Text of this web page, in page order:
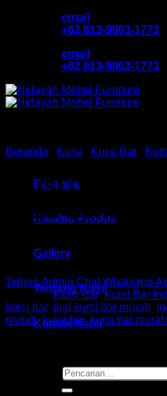
email
+62 813-9903-1773
email
+62 813-9903-1773
Beranda
Katalog Produk
Gallery
Tentang Kami
Kontak Kami
Pencarian
untuk:
Beranda Kursi Kursi Bar
Kursi Cafe /
Xidie Bandung
Telpon Admin Chat Whatsapp
Kategori:Kursi Bar,Kursi Bar
kursi bar, jual kursi bar murah
murah,kursi bar,kursi bar murah